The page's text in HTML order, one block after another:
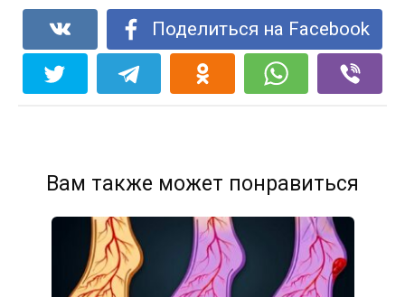
Поделиться на Facebook
Вам также может понравиться